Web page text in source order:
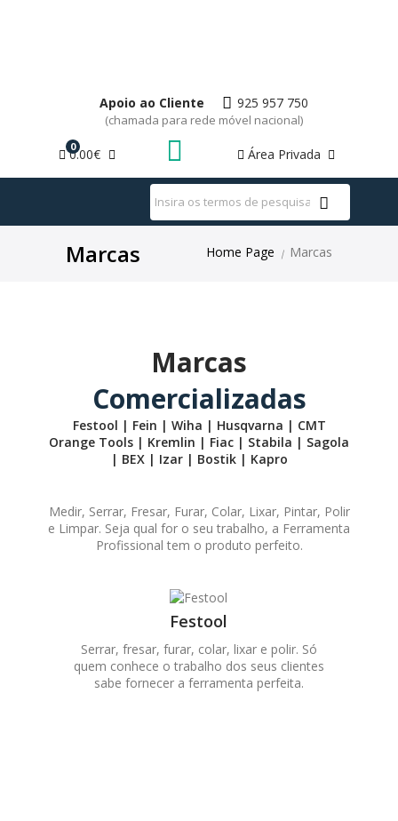
WhatsApp
Apoio ao Cliente 925 957 750
(chamada para rede móvel nacional)
Área Privada
0
0.00€
Home Page | Marcas
Marcas
Marcas
Comercializadas
Festool | Fein | Wiha | Husqvarna | CMT
Orange Tools | Kremlin | Fiac | Stabila | Sagola
| BEX | Izar | Bostik | Kapro
Medir, Serrar, Fresar, Furar, Colar, Lixar, Pintar, Polir
e Limpar. Seja qual for o seu trabalho, a Ferramenta
Profissional tem o produto perfeito.
Festool
Serrar, fresar, furar, colar, lixar e polir. Só
quem conhece o trabalho dos seus clientes
sabe fornecer a ferramenta perfeita.